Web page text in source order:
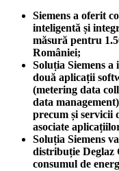
Siemens a oferit
inteligentă și
măsură pentru
României;
Soluția Siemens a
două aplicații
(metering data
data
precum și servicii
asociate
Soluția Siemens
distribuție Deglaz
consumul de